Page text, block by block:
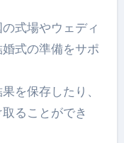
式場やウェディ
式の準備をサポ
を保存したり、
ることができ